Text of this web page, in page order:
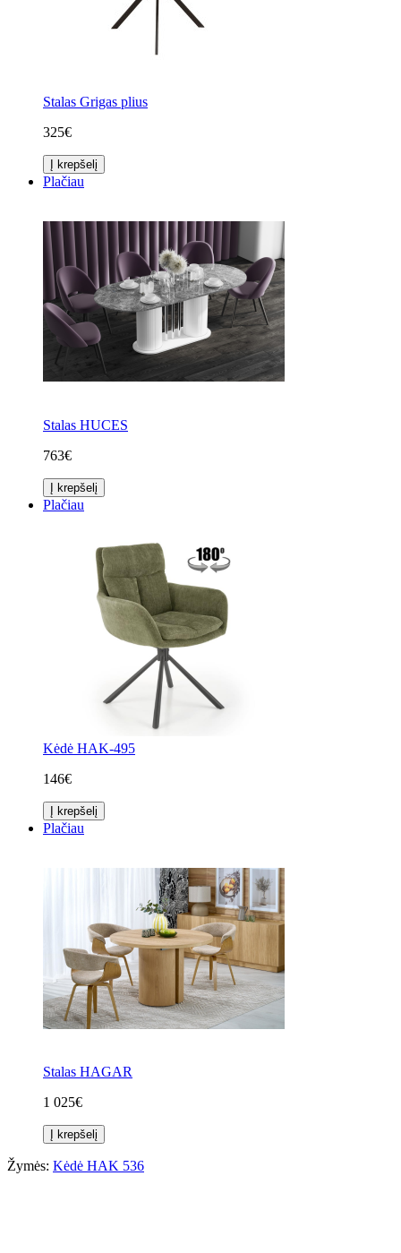
Stalas Grigas plius
325€
Į krepšelį
Plačiau
Stalas HUCES
763€
Į krepšelį
Plačiau
Kėdė HAK-495
146€
Į krepšelį
Plačiau
Stalas HAGAR
1 025€
Į krepšelį
Žymės: Kėdė HAK 536